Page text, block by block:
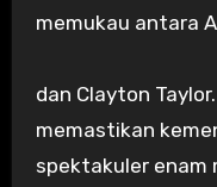
memukau antara
dan Clayton
memastikan
spektakuler enam